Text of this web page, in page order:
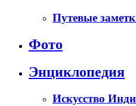
Путевые
Фото
Энциклопедия
Искусство